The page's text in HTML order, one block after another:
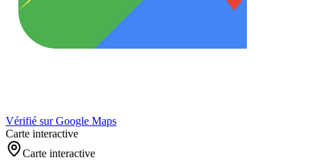
Vérifié sur Google Maps
Carte interactive
Carte interactive